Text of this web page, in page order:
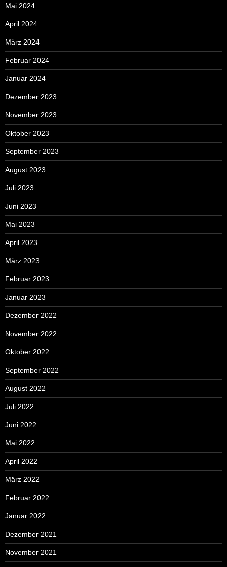
Mai 2024
April 2024
März 2024
Februar 2024
Januar 2024
Dezember 2023
November 2023
Oktober 2023
September 2023
August 2023
Juli 2023
Juni 2023
Mai 2023
April 2023
März 2023
Februar 2023
Januar 2023
Dezember 2022
November 2022
Oktober 2022
September 2022
August 2022
Juli 2022
Juni 2022
Mai 2022
April 2022
März 2022
Februar 2022
Januar 2022
Dezember 2021
November 2021